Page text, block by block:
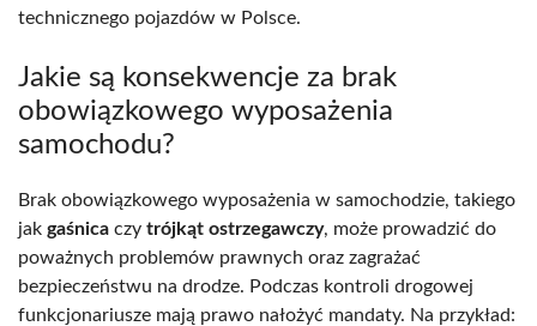
technicznego pojazdów w Polsce.
Jakie są konsekwencje za brak
obowiązkowego wyposażenia
samochodu?
Brak obowiązkowego wyposażenia w samochodzie, takiego
jak gaśnica czy trójkąt ostrzegawczy, może prowadzić do
poważnych problemów prawnych oraz zagrażać
bezpieczeństwu na drodze. Podczas kontroli drogowej
funkcjonariusze mają prawo nałożyć mandaty. Na przykład: